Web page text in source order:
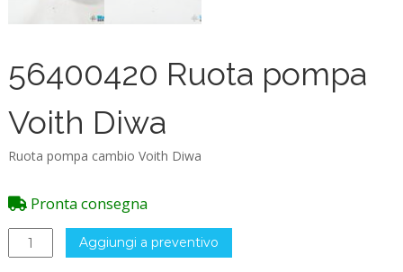
56400420 Ruota pompa
Voith Diwa
Ruota pompa cambio Voith Diwa
Pronta consegna
56400420
Ruota
Aggiungi a preventivo